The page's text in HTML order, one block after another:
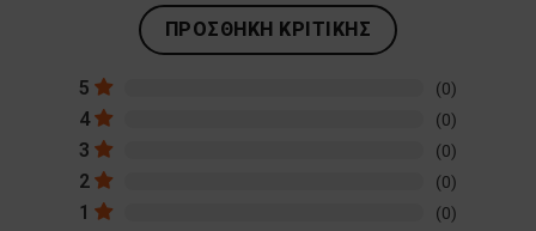
ΠΡΟΣΘΉΚΗ ΚΡΙΤΙΚΉΣ
5 (0)
4 (0)
3 (0)
2 (0)
1 (0)